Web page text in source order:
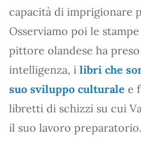
capacità di imprigionare
Osserviamo poi le
pittore olandese ha
intelligenza, i libri che
suo sviluppo culturale e
libretti di schizzi su cui
il suo lavoro preparatorio.